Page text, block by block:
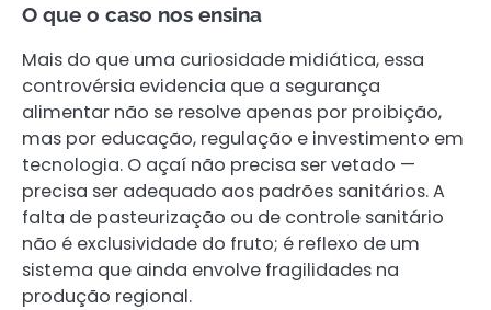
O que o caso nos ensina
Mais do que uma curiosidade midiática, essa
controvérsia evidencia que a segurança
alimentar não se resolve apenas por proibição,
mas por educação, regulação e investimento em
tecnologia. O açaí não precisa ser vetado —
precisa ser adequado aos padrões sanitários. A
falta de pasteurização ou de controle sanitário
não é exclusividade do fruto; é reflexo de um
sistema que ainda envolve fragilidades na
produção regional.